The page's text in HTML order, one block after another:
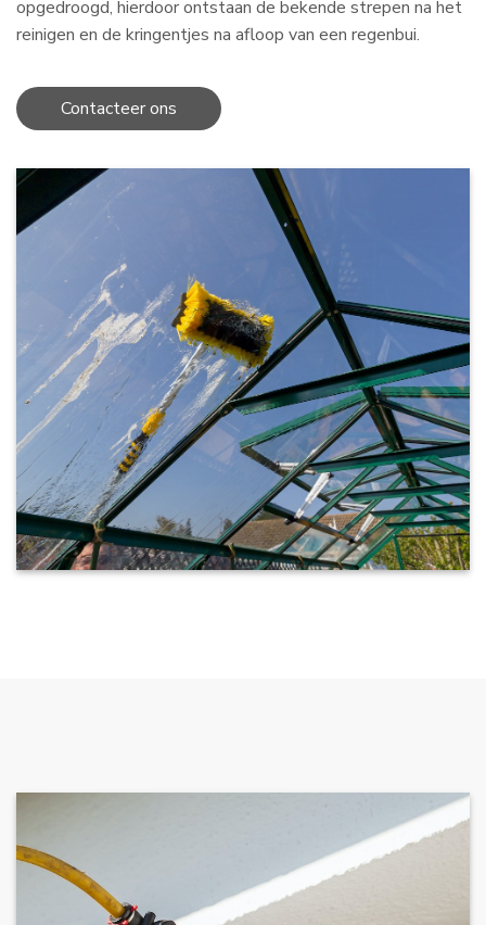
opgedroogd, hierdoor ontstaan de bekende strepen na het
reinigen en de kringentjes na afloop van een regenbui.
Contacteer ons